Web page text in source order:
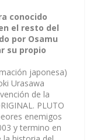
conocido
el resto del
por Osamu
su propio
japonesa)
Urasawa
de la
PLUTO
enemigos
y termino en